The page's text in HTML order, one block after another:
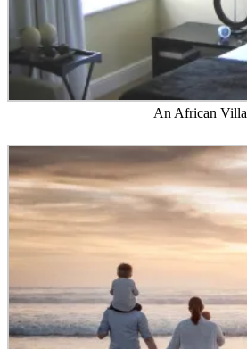
An African Villa